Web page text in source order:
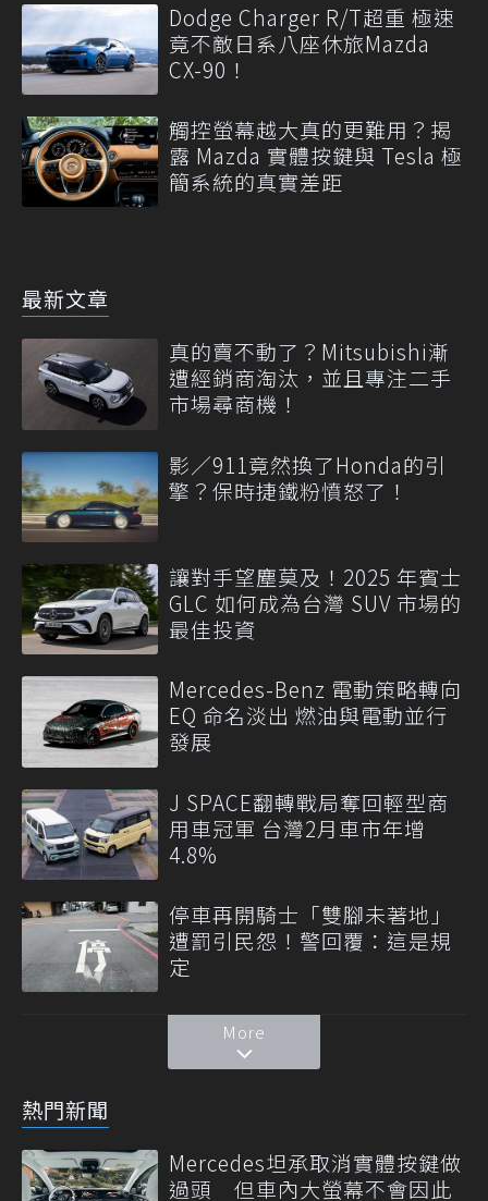
Dodge Charger R/T超重 極速
竟不敵日系八座休旅Mazda
CX-90！
觸控螢幕越大真的更難用？揭
露 Mazda 實體按鍵與 Tesla 極
簡系統的真實差距
最新文章
真的賣不動了？Mitsubishi漸
遭經銷商淘汰，並且專注二手
市場尋商機！
影／911竟然換了Honda的引
擎？保時捷鐵粉憤怒了！
讓對手望塵莫及！2025 年賓士
GLC 如何成為台灣 SUV 市場的
最佳投資
Mercedes-Benz 電動策略轉向
EQ 命名淡出 燃油與電動並行
發展
J SPACE翻轉戰局奪回輕型商
用車冠軍 台灣2月車市年增
4.8%
停車再開騎士「雙腳未著地」
遭罰引民怨！警回覆：這是規
定
More
熱門新聞
Mercedes坦承取消實體按鍵做
過頭 但車內大螢幕不會因此